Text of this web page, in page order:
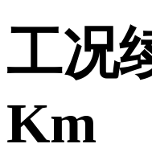
工况
Km